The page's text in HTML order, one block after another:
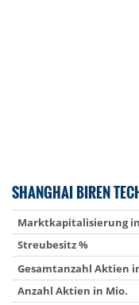
SHANGHAI BIREN
Marktkapitalisierung in
Streubesitz %
Gesamtanzahl Aktien
Anzahl Aktien in Mio.